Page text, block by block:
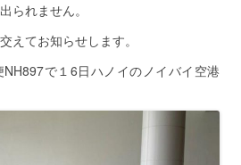
られません。
えてお知らせします。
で１6日ハノイのノイバイ空港